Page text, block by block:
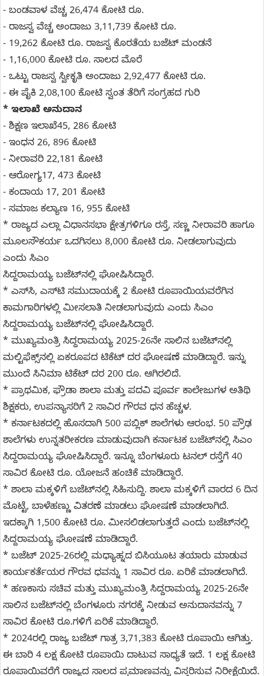
- ಬಂಡವಾಳ ವೆಚ್ಚ 26,474 ಕೋಟಿ ರೂ.
- ರಾಜಸ್ವ ವೆಚ್ಚ ಅಂದಾಜು 3,11,739 ಕೋಟಿ ರೂ.
- 19,262 ಕೋಟಿ ರೂ. ರಾಜಸ್ವ ಕೊರತೆಯ ಬಜೆಟ್ ಮಂಡನೆ
- 1,16,000 ಕೋಟಿ ರೂ. ಸಾಲದ ಮೊರೆ
- ಒಟ್ಟು ರಾಜಸ್ವ ಸ್ವೀಕೃತಿ ಅಂದಾಜು 2,92,477 ಕೋಟಿ ರೂ.
- ಈ ಪೈಕಿ 2,08,100 ಕೋಟಿ ಸ್ವಂತ ತೆರಿಗೆ ಸಂಗ್ರಹದ ಗುರಿ
* ಇಲಾಖೆ ಅನುದಾನ
- ಶಿಕ್ಷಣ ಇಲಾಖೆ45, 286 ಕೋಟಿ
- ಇಂಧನ 26, 896 ಕೋಟಿ
- ನೀರಾವರಿ 22,181 ಕೋಟಿ
- ಆರೋಗ್ಯ17, 473 ಕೋಟಿ
- ಕಂದಾಯ 17, 201 ಕೋಟಿ
- ಸಮಾಜ ಕಲ್ಯಾಣ 16, 955 ಕೋಟಿ
* ರಾಜ್ಯದ ಎಲ್ಲಾ ವಿಧಾನಸಭಾ ಕ್ಷೇತ್ರಗಳಿಗೂ ರಸ್ತೆ, ಸಣ್ಣ ನೀರಾವರಿ ಹಾಗೂ
ಮೂಲಸೌಕರ್ಯ ಒದಗಿಸಲು 8,000 ಕೋಟಿ ರೂ. ನೀಡಲಾಗುವುದು
ಎಂದು ಸಿಎಂ
ಸಿದ್ದರಾಮಯ್ಯ ಬಜೆಟ್‌ನಲ್ಲಿ ಘೋಷಿಸಿದ್ದಾರೆ.
* ಎಸ್​ಸಿ, ಎಸ್​ಟಿ ಸಮುದಾಯಕ್ಕೆ 2 ಕೋಟಿ ರೂಪಾಯಿಯವರೆಗಿನ
ಕಾಮಗಾರಿಗಳಲ್ಲಿ ಮೀಸಲಾತಿ ನೀಡಲಾಗುವುದು ಎಂದು ಸಿಎಂ
ಸಿದ್ದರಾಮಯ್ಯ ಬಜೆಟ್‌ನಲ್ಲಿ ಘೋಷಿಸಿದ್ದಾರೆ.
* ಮುಖ್ಯಮಂತ್ರಿ ಸಿದ್ದರಾಮಯ್ಯ 2025-26ನೇ ಸಾಲಿನ ಬಜೆಟ್‌ನಲ್ಲಿ
ಮಲ್ಟಿಫೆಕ್ಸ್‌ನಲ್ಲಿ ಏಕರೂಪದ ಟಿಕೆಟ್ ದರ ಘೋಷಣೆ ಮಾಡಿದ್ದಾರೆ. ಇನ್ನು
ಮುಂದೆ ಸಿನಿಮಾ ಟಿಕೆಟ್ ದರ 200 ರೂ. ಆಗಿರಲಿದೆ.
* ಪ್ರಾಥಮಿಕ, ಫ್ರೌಡಾ ಶಾಲಾ ಮತ್ತು ಪದವಿ ಪೂರ್ವ ಕಾಲೇಜುಗಳ ಅತಿಥಿ
ಶಿಕ್ಷಕರು, ಉಪನ್ಯಾಸರಿಗೆ 2 ಸಾವಿರ ಗೌರವ ಧನ ಹೆಚ್ಚಳ.
* ಕರ್ನಾಟಕದಲ್ಲಿ ಹೊಸದಾಗಿ 500 ಪಬ್ಲಿಕ್ ಶಾಲೆಗಳು ಆರಂಭ. 50 ಪ್ರೌಢ
ಶಾಲೆಗಳು ಉನ್ನತರೀಕರಣ ಮಾಡುವುದಾಗಿ ಕರ್ನಾಟಕ ಬಜೆಟ್‌ನಲ್ಲಿ ಸಿಎಂ
ಸಿದ್ದರಾಮಯ್ಯ ಘೋಷಿಸಿದ್ದಾರೆ. ಇನ್ನೂ ಬೆಂಗಳೂರು ಟನಲ್ ರಸ್ತೆಗೆ 40
ಸಾವಿರ ಕೋಟಿ ರೂ. ಯೋಜನೆ ಹಂಚಿಕೆ ಮಾಡಿದ್ದಾರೆ.
* ಶಾಲಾ ಮಕ್ಕಳಿಗೆ ಬಜೆಟ್‌ನಲ್ಲಿ ಸಿಹಿಸುದ್ದಿ. ಶಾಲಾ ಮಕ್ಕಳಿಗೆ ವಾರದ 6 ದಿನ
ಮೊಟ್ಟೆ, ಬಾಳೆಹಣ್ಣು ವಿತರಣೆ ಮಾಡಲು ಘೋಷಣೆ ಮಾಡಲಾಗಿದೆ.
ಇದಕ್ಕಾಗಿ 1,500 ಕೋಟಿ ರೂ. ಮೀಸಲಿಡಲಾಗುತ್ತದೆ ಎಂದು ಬಜೆಟ್‌ನಲ್ಲಿ
ಸಿದ್ದರಾಮಯ್ಯ ಘೋಷಣೆ ಮಾಡಿದ್ದಾರೆ.
* ಬಜೆಟ್‌ 2025-26ರಲ್ಲಿ ಮಧ್ಯಾಹ್ನದ ಬಿಸಿಯೂಟ ತಯಾರು ಮಾಡುವ
ಕಾರ್ಯಕರ್ತೆಯರ ಗೌರವ ಧವನ್ನು 1 ಸಾವಿರ ರೂ. ಏರಿಕೆ ಮಾಡಲಾಗಿದೆ.
* ಹಣಕಾಸು ಸಚಿವ ಮತ್ತು ಮುಖ್ಯಮಂತ್ರಿ ಸಿದ್ದರಾಮಯ್ಯ 2025-26ನೇ
ಸಾಲಿನ ಬಜೆಟ್‌ನಲ್ಲಿ ಬೆಂಗಳೂರು ನಗರಕ್ಕೆ ನೀಡುವ ಅನುದಾನವನ್ನು 7
ಸಾವಿರ ಕೋಟಿ ರೂ.ಗಳಿಗೆ ಏರಿಕೆ ಮಾಡಿದ್ದಾರೆ.
* 2024ರಲ್ಲಿ ರಾಜ್ಯ ಬಜೆಟ್‌ ಗಾತ್ರ 3,71,383 ಕೋಟಿ ರೂಪಾಯಿ ಆಗಿತ್ತು.
ಈ ಬಾರಿ 4 ಲಕ್ಷ ಕೋಟಿ ರೂಪಾಯಿ ದಾಟುವ ಸಾಧ್ಯತೆ ಇದೆ. 1 ಲಕ್ಷ ಕೋಟಿ
ರೂಪಾಯಿವರೆಗೆ ರಾಜ್ಯದ ಸಾಲದ ಪ್ರಮಾಣವನ್ನು ವಿಸ್ತರಿಸುವ ನಿರೀಕ್ಷೆಯಿದೆ.